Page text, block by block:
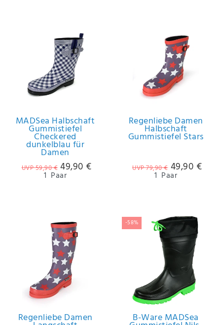
MADSea Halbschaft
Gummistiefel
Checkered
dunkelblau für
Damen
UVP 59,90 € 49,90 €
1 Paar
Regenliebe Damen
Halbschaft
Gummistiefel Stars
UVP 79,90 € 49,90 €
1 Paar
Regenliebe Damen
-58%
B-Ware MADSea